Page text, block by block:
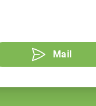
Mail